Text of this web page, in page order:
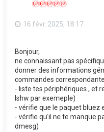
16 févr. 2025, 18:17
Bonjour,
ne connaissant pas
donner des informations
commandes
- liste tes périphériques , et
lshw par exemeple)
- vérifie que le paquet bluez
- vérifie qu'il ne te manque
dmesg)